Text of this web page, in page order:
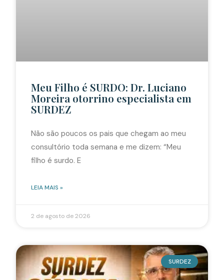
Meu Filho é SURDO: Dr. Luciano
Moreira otorrino especialista em
SURDEZ
Não são poucos os pais que chegam ao meu
consultório toda semana e me dizem: “Meu
filho é surdo. E
LEIA MAIS »
2 de agosto de 2026
SURDEZ